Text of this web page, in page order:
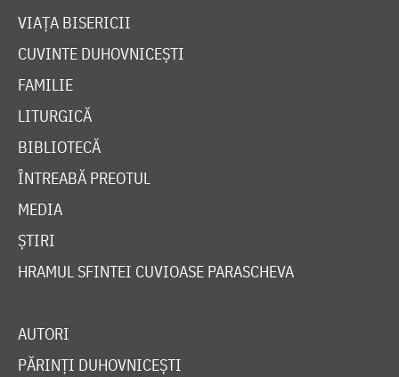
VIAȚA BISERICII
CUVINTE DUHOVNICEȘTI
FAMILIE
LITURGICĂ
BIBLIOTECĂ
ÎNTREABĂ PREOTUL
MEDIA
ȘTIRI
HRAMUL SFINTEI CUVIOASE PARASCHEVA
AUTORI
PĂRINȚI DUHOVNICEȘTI